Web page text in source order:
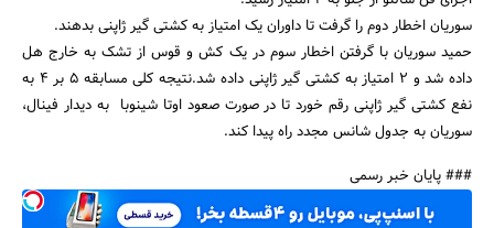
سوریان اخطار دوم را گرفت تا داوران یک امتیاز به کشتی گیر ژاپنی بدهند.
حمید سوریان با گرفتن اخطار سوم در یک کش و قوس از تشک به خارج هل
داده شد و 2 امتیاز به کشتی گیر ژاپنی داده شد.نتیجه کلی مسابقه 5 بر 4 به
نفع کشتی گیر ژاپنی رقم خورد تا در صورت صعود اوتا شینوبا به دیدار فینال،
سوریان به جدول شانس مجدد راه پیدا کند.
### پایان خبر رسمی